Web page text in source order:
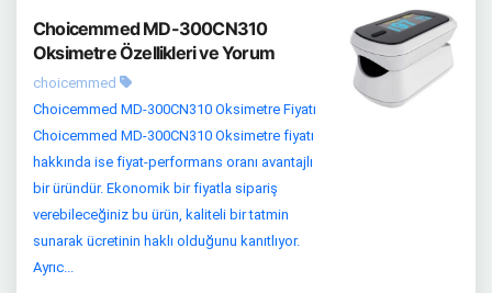
Choicemmed MD-300CN310
Oksimetre Özellikleri ve Yorum
choicemmed
Choicemmed MD-300CN310 Oksimetre Fiyatı
Choicemmed MD-300CN310 Oksimetre fiyatı
hakkında ise fiyat-performans oranı avantajlı
bir üründür. Ekonomik bir fiyatla sipariş
verebileceğiniz bu ürün, kaliteli bir tatmin
sunarak ücretinin haklı olduğunu kanıtlıyor.
Ayrıc...